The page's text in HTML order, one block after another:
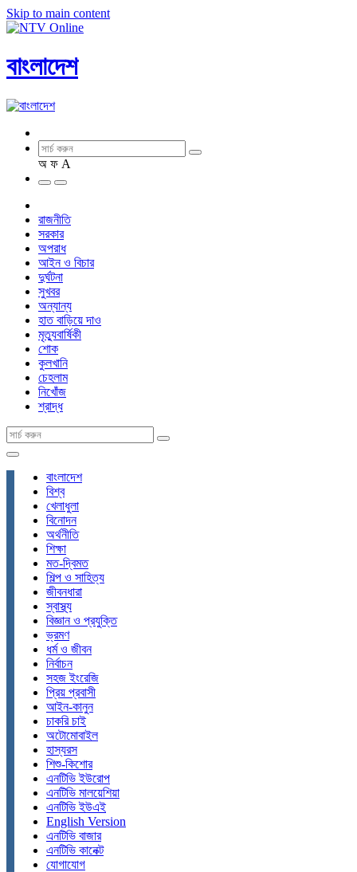
Skip to main content
বাংলাদেশ
অ ফ A
রাজনীতি
সরকার
অপরাধ
আইন ও বিচার
দুর্ঘটনা
সুখবর
অন্যান্য
হাত বাড়িয়ে দাও
মৃত্যুবার্ষিকী
শোক
কুলখানি
চেহলাম
নিখোঁজ
শ্রাদ্ধ
বাংলাদেশ
বিশ্ব
খেলাধুলা
বিনোদন
অর্থনীতি
শিক্ষা
মত-দ্বিমত
শিল্প ও সাহিত্য
জীবনধারা
স্বাস্থ্য
বিজ্ঞান ও প্রযুক্তি
ভ্রমণ
ধর্ম ও জীবন
নির্বাচন
সহজ ইংরেজি
প্রিয় প্রবাসী
আইন-কানুন
চাকরি চাই
অটোমোবাইল
হাস্যরস
শিশু-কিশোর
এনটিভি ইউরোপ
এনটিভি মালয়েশিয়া
এনটিভি ইউএই
English Version
এনটিভি বাজার
এনটিভি কানেক্ট
যোগাযোগ